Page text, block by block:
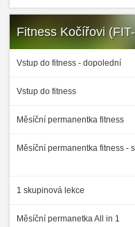
Fitness Kočířovi
Vstup do fitness - dopolední
Vstup do fitness
Měsíční permanentka fitness
Měsíční permanentka fitness -
1 skupinová lekce
Měsíční permanetka All in 1